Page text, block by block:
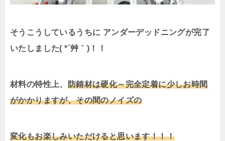
そうこうしているうちに アンダーデッドニングが完了
いたしました( *´艸｀)！！
材料の特性上、 防錆材は硬化～完全定着に少しお時間
がかかりますが、その間のノイズの
変化もお楽しみいただけると思います！！！